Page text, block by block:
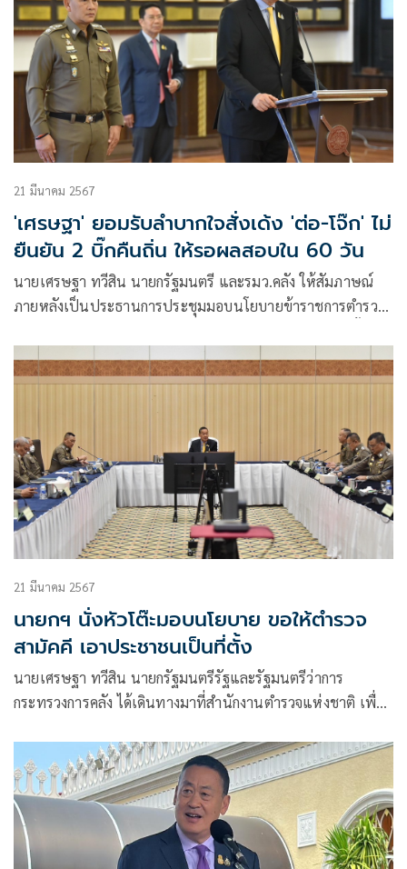
21 มีนาคม 2567
'เศรษฐา' ยอมรับลำบากใจสั่งเด้ง 'ต่อ-โจ๊ก' ไม่
ยืนยัน 2 บิ๊กคืนถิ่น ให้รอผลสอบใน 60 วัน
นายเศรษฐา ทวีสิน นายกรัฐมนตรี และรมว.คลัง ให้สัมภาษณ์
ภายหลังเป็นประธานการประชุมมอบนโยบายข้าราชการตำรวจ
ผู้ใหญ่ทั้งหมด ก็ชัดเจนแล้วว่าเหตุการณ์ เมื่อวันที่ 20 มี.ค. ที่เกิด
ขึ้น
21 มีนาคม 2567
นายกฯ นั่งหัวโต๊ะมอบนโยบาย ขอให้ตำรวจ
สามัคคี เอาประชาชนเป็นที่ตั้ง
นายเศรษฐา ทวีสิน นายกรัฐมนตรีรัฐและรัฐมนตรีว่าการ
กระทรวงการคลัง ได้เดินทางมาที่สำนักงานตำรวจแห่งชาติ เพื่อ
จากทั่วประเทศ โดยมี พล.ต.อ.กิตติ์รัฐ พันธุ์เพ็ชร์ รองผู้บัญชาการ
ตำรวจแห่งชาติ (รอง ผบ.ตร.)